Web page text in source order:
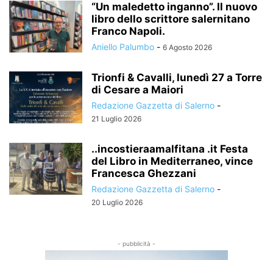
“Un maledetto inganno”. Il nuovo
libro dello scrittore salernitano
Franco Napoli.
Aniello Palumbo - 6 Agosto 2026
Trionfi & Cavalli, lunedì 27 a Torre
di Cesare a Maiori
Redazione Gazzetta di Salerno -
21 Luglio 2026
..incostieraamalfitana .it Festa
del Libro in Mediterraneo, vince
Francesca Ghezzani
Redazione Gazzetta di Salerno -
20 Luglio 2026
- pubblicità -